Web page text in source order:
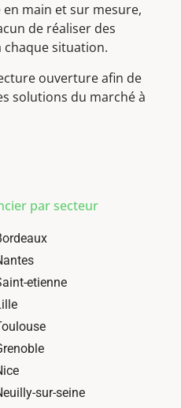
main et sur mesure,
de réaliser des
chaque situation.
ouverture afin de
solutions du marché à
par secteur
etienne
sur-seine